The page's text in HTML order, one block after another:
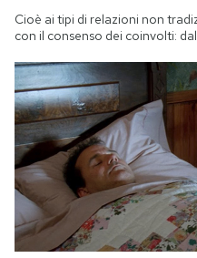
Cioè ai tipi di relazioni non
con il consenso dei coinvolti: